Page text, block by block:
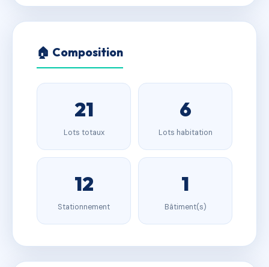
🏠 Composition
21
Lots totaux
6
Lots habitation
12
Stationnement
1
Bâtiment(s)